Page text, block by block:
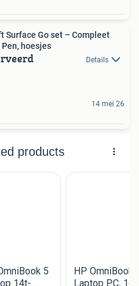
Surface Go set – Compleet
hoesjes
Details
14 mei 26